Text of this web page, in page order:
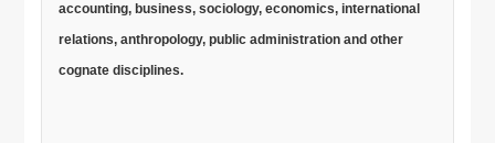
accounting, business, sociology, economics, international
relations, anthropology, public administration and other
cognate disciplines.